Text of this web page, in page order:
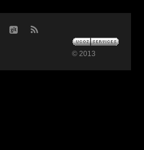
© 2013